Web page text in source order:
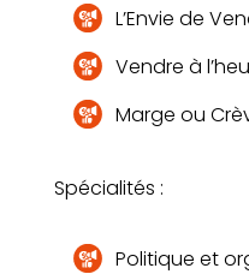
L’Envie de
Vendre à
Marge ou
Spécialités :
Politique et